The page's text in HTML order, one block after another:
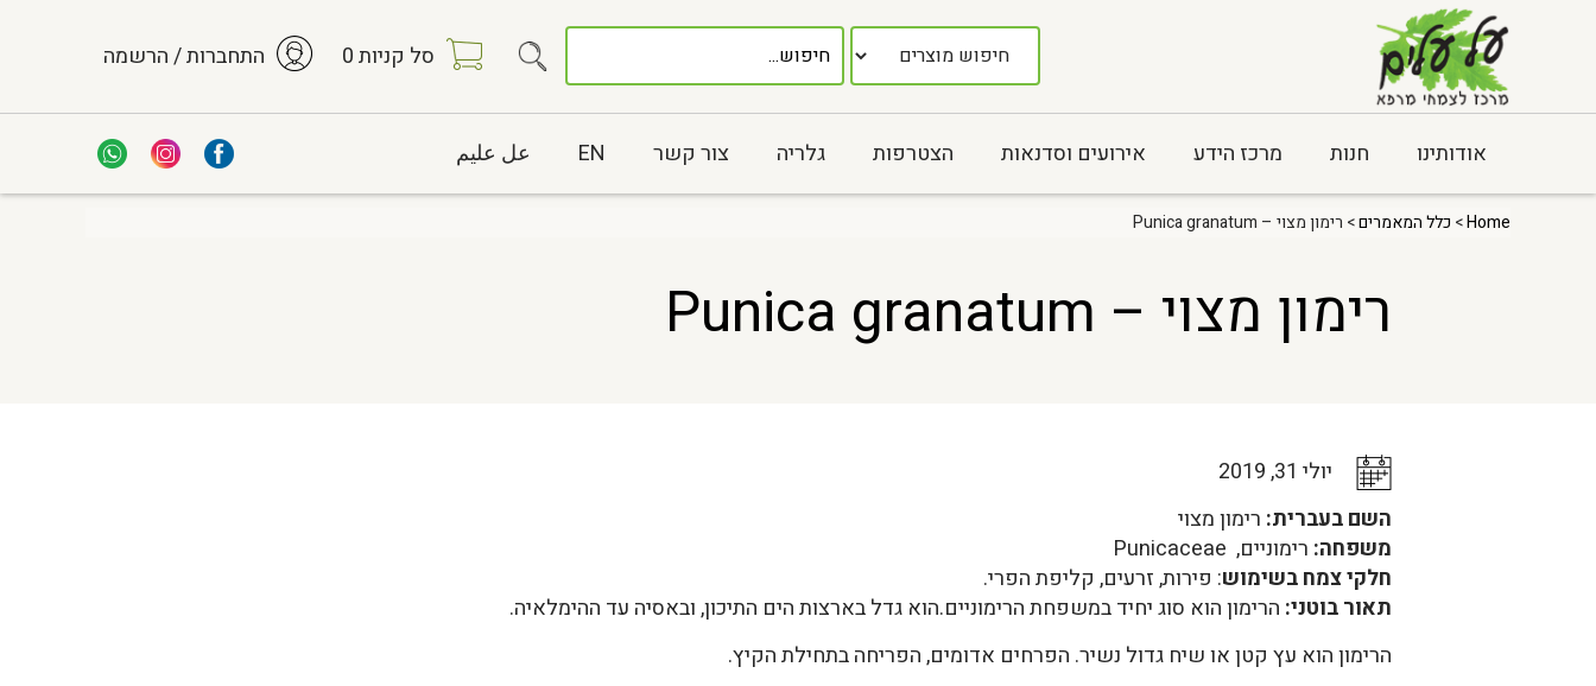
סל קניות0 התחברות / הרשמה
אודותינו חנות מרכז הידע אירועים וסדנאות הצטרפות גלריה צור קשר EN عل عليم
Home
> כלל המאמרים> רימון מצוי – Punica granatum
רימון מצוי – Punica granatum
יולי 31, 2019
השם בעברית: רימון מצוי
משפחה: רימוניים, Punicaceae
חלקי צמח בשימוש: פירות, זרעים, קליפת הפרי.
תאור בוטני: הרימון הוא סוג יחיד במשפחת הרימוניים.הוא גדל בארצות הים התיכון, ובאסיה עד ההימלאיה.
הרימון הוא עץ קטן או שיח גדול נשיר. הפרחים אדומים, הפריחה בתחילת הקיץ.